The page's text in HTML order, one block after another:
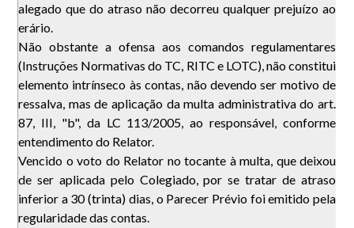
alegado que do atraso não decorreu qualquer prejuízo ao
erário.
Não obstante a ofensa aos comandos regulamentares
(Instruções Normativas do TC, RITC e LOTC), não constitui
elemento intrínseco às contas, não devendo ser motivo de
ressalva, mas de aplicação da multa administrativa do art.
87, III, "b", da LC 113/2005, ao responsável, conforme
entendimento do Relator.
Vencido o voto do Relator no tocante à multa, que deixou
de ser aplicada pelo Colegiado, por se tratar de atraso
inferior a 30 (trinta) dias, o Parecer Prévio foi emitido pela
regularidade das contas.